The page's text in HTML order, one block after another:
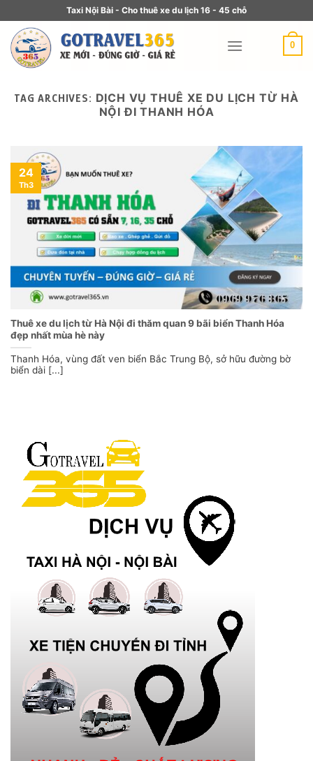
Taxi Nội Bài - Cho thuê xe du lịch 16 - 45 chỗ
0
TAG ARCHIVES: DỊCH VỤ THUÊ XE DU LỊCH TỪ HÀ
NỘI ĐI THANH HÓA
Thuê xe du lịch từ Hà Nội đi thăm quan 9 bãi biển Thanh Hóa
đẹp nhất mùa hè này
Thanh Hóa, vùng đất ven biển Bắc Trung Bộ, sở hữu đường bờ
biển dài [...]
24
Th3